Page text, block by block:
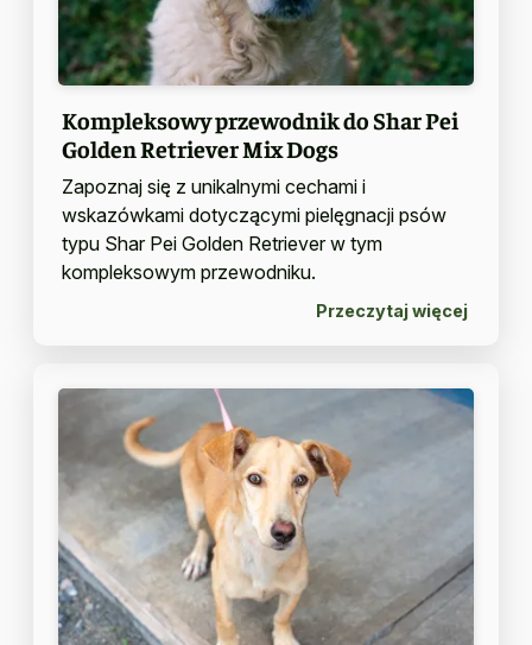
Kompleksowy przewodnik do Shar Pei
Golden Retriever Mix Dogs
Zapoznaj się z unikalnymi cechami i
wskazówkami dotyczącymi pielęgnacji psów
typu Shar Pei Golden Retriever w tym
kompleksowym przewodniku.
Przeczytaj więcej